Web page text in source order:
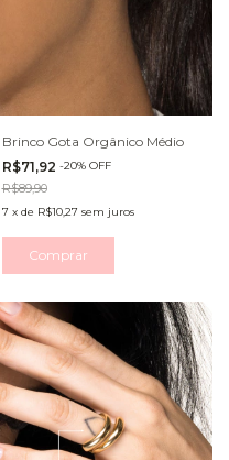
Brinco Gota Orgânico Médio
R$71,92 -20% OFF
R$89,90
7 x de R$10,27 sem juros
Comprar